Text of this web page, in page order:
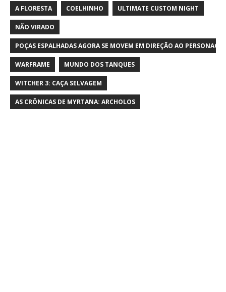
A FLORESTA COELHINHO ULTIMATE CUSTOM NIGHT
NÃO VIRADO
POÇAS ESPALHADAS AGORA SE MOVEM EM DIREÇÃO AO
WARFRAME MUNDO DOS TANQUES
WITCHER 3: CAÇA SELVAGEM
AS CRÔNICAS DE MYRTANA: ARCHOLOS